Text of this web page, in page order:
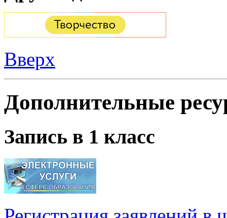
Вверх
Дополнительные
Запись в 1 класс